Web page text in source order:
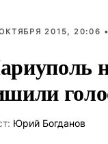
2015, 20:06 •
Юрий Богданов